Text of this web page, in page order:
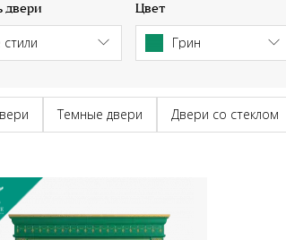
двери Цвет
Грин
Темные двери Двери со стеклом